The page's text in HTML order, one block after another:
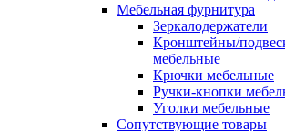
Мебельная фурнитура
Зеркалодержатели
Кронштейны/
мебельные
Крючки мебельные
Ручки-кнопки
Уголки мебельные
Сопутствующие товары